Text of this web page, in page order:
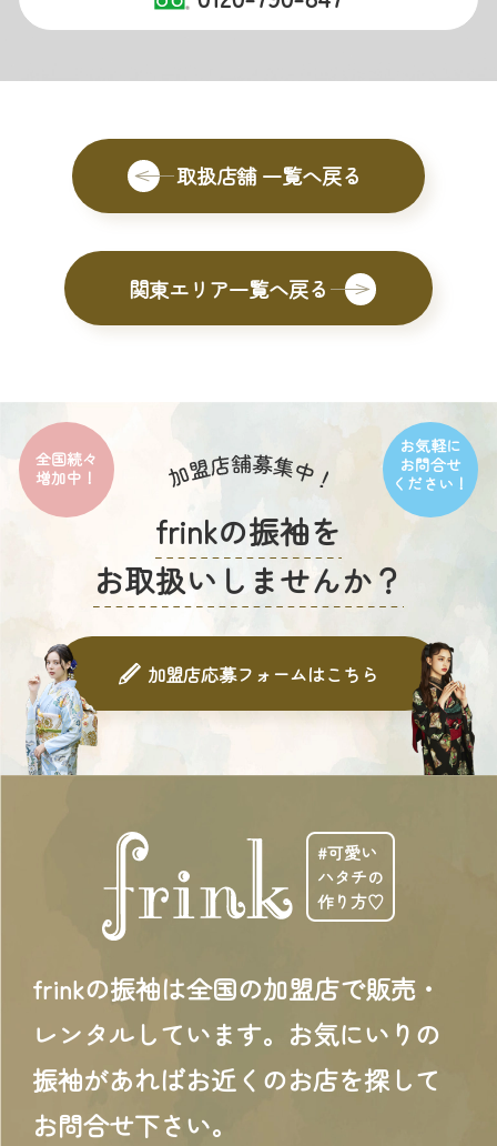
取扱店舗 一覧へ戻る
関東エリア一覧へ戻る
frinkの振袖を
お取扱いしませんか？
全国続々
増加中！
お気軽に
お問合せ
ください！
加盟店応募フォームはこちら
#可愛い
ハタチの
作り方♡
frinkの振袖は全国の加盟店で販売・
レンタルしています。お気にいりの
振袖があればお近くのお店を探して
お問合せ下さい。